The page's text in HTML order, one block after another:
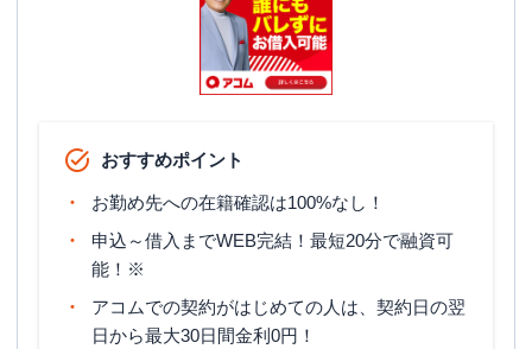
おすすめポイント
お勤め先への在籍確認は100%なし！
申込～借入までWEB完結！最短20分で融資可
能！※
アコムでの契約がはじめての人は、契約日の翌
日から最大30日間金利0円！